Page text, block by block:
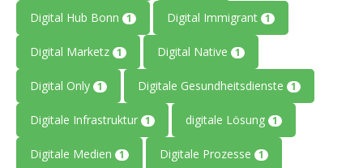
Digital Hub Bonn 1 Digital Immigrant 1
Digital Marketz 1 Digital Native 1
Digital Only 1 Digitale Gesundheitsdienste 1
Digitale Infrastruktur 1 digitale Lösung 1
Digitale Medien 1 Digitale Prozesse 1